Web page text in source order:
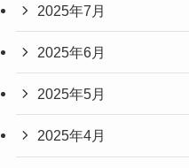
2025年7月
2025年6月
2025年5月
2025年4月